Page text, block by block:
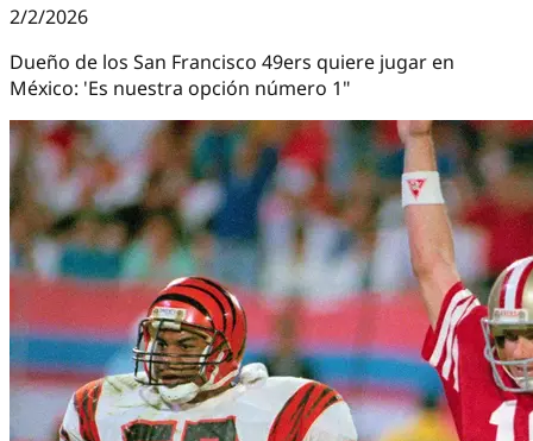
2/2/2026
Dueño de los San Francisco 49ers quiere jugar en
México: 'Es nuestra opción número 1"